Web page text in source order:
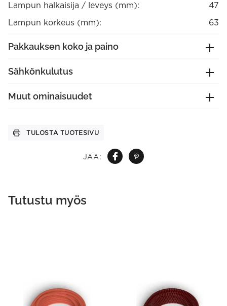
JAA:
Lampun halkaisija / leveys (mm):
47
Lampun korkeus (mm):
63
Pakkauksen koko ja paino
Sähkönkulutus
Muut ominaisuudet
TULOSTA TUOTESIVU
Tutustu myös